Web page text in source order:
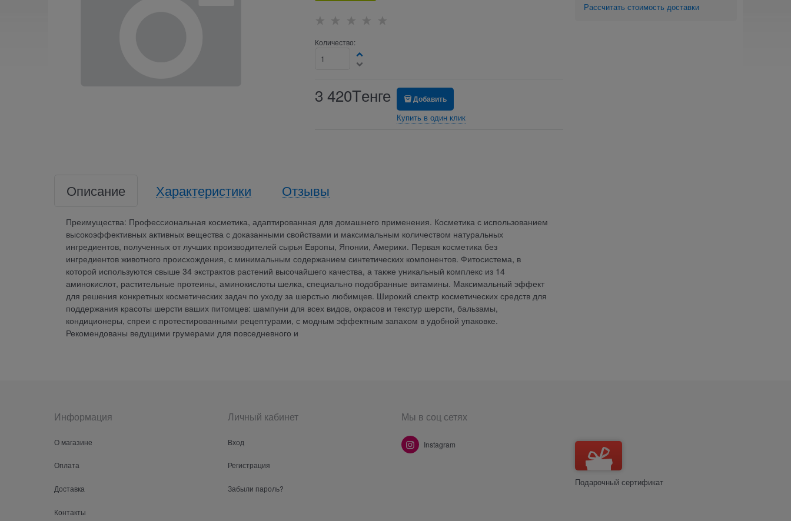
Количество:
3 420Tенге Добавить
Купить в один клик
Описание Характеристики Отзывы
Преимущества: Профессиональная косметика, адаптированная для домашнего применения. Косметика с использованием
высокоэффективных активных вещества с доказанными свойствами и максимальным количеством натуральных
ингредиентов, полученных от лучших производителей сырья Европы, Японии, Америки. Первая косметика без
ингредиентов животного происхождения, с минимальным содержанием синтетических компонентов. Фитосистема, в
которой используются свыше 34 экстрактов растений высочайшего качества, а также уникальный комплекс из 14
аминокислот, растительные протеины, аминокислоты шелка, специально подобранные витамины. Максимальный эффект
для решения конкретных косметических задач по уходу за шерстью любимцев. Широкий спектр косметических средств для
поддержания красоты шерсти ваших питомцев: шампуни для всех видов, окрасов и текстур шерсти, бальзамы,
кондиционеры, спреи с протестированными рецептурами, с модным эффектным запахом в удобной упаковке.
Рекомендованы ведущими грумерами для повседневного и
Рассчитать стоимость доставки
Информация
О магазине
Оплата
Доставка
Контакты
Личный кабинет
Вход
Регистрация
Забыли пароль?
Мы в соц сетях
Instagram
Подарочный сертификат